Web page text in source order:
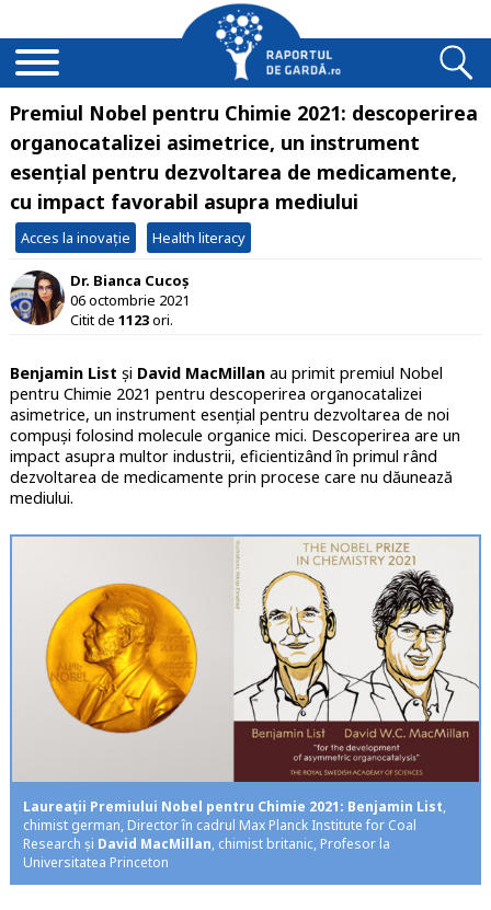
Premiul Nobel pentru Chimie 2021: descoperirea
organocatalizei asimetrice, un instrument
esențial pentru dezvoltarea de medicamente,
cu impact favorabil asupra mediului
Acces la inovație Health literacy
Dr. Bianca Cucoș
06 octombrie 2021
Citit de 1123ori.
Benjamin List și David MacMillanau primit premiul Nobel
pentru Chimie 2021 pentru descoperirea organocatalizei
asimetrice, un instrument esențial pentru dezvoltarea de noi
compuși folosind molecule organice mici. Descoperirea are un
impact asupra multor industrii, eficientizând în primul rând
dezvoltarea de medicamente prin procese care nu dăunează
mediului.
Laureații Premiului Nobel pentru Chimie 2021: Benjamin List,
chimist german, Director în cadrul Max Planck Institute for Coal
Research și David MacMillan, chimist britanic, Profesor la
Universitatea Princeton